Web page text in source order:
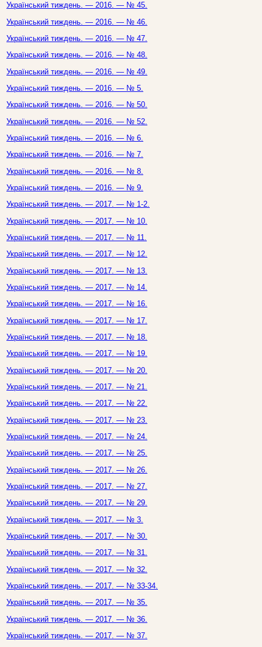
Український тиждень. — 2016. — № 45.
Український тиждень. — 2016. — № 46.
Український тиждень. — 2016. — № 47.
Український тиждень. — 2016. — № 48.
Український тиждень. — 2016. — № 49.
Український тиждень. — 2016. — № 5.
Український тиждень. — 2016. — № 50.
Український тиждень. — 2016. — № 52.
Український тиждень. — 2016. — № 6.
Український тиждень. — 2016. — № 7.
Український тиждень. — 2016. — № 8.
Український тиждень. — 2016. — № 9.
Український тиждень. — 2017. — № 1-2.
Український тиждень. — 2017. — № 10.
Український тиждень. — 2017. — № 11.
Український тиждень. — 2017. — № 12.
Український тиждень. — 2017. — № 13.
Український тиждень. — 2017. — № 14.
Український тиждень. — 2017. — № 16.
Український тиждень. — 2017. — № 17.
Український тиждень. — 2017. — № 18.
Український тиждень. — 2017. — № 19.
Український тиждень. — 2017. — № 20.
Український тиждень. — 2017. — № 21.
Український тиждень. — 2017. — № 22.
Український тиждень. — 2017. — № 23.
Український тиждень. — 2017. — № 24.
Український тиждень. — 2017. — № 25.
Український тиждень. — 2017. — № 26.
Український тиждень. — 2017. — № 27.
Український тиждень. — 2017. — № 29.
Український тиждень. — 2017. — № 3.
Український тиждень. — 2017. — № 30.
Український тиждень. — 2017. — № 31.
Український тиждень. — 2017. — № 32.
Український тиждень. — 2017. — № 33-34.
Український тиждень. — 2017. — № 35.
Український тиждень. — 2017. — № 36.
Український тиждень. — 2017. — № 37.